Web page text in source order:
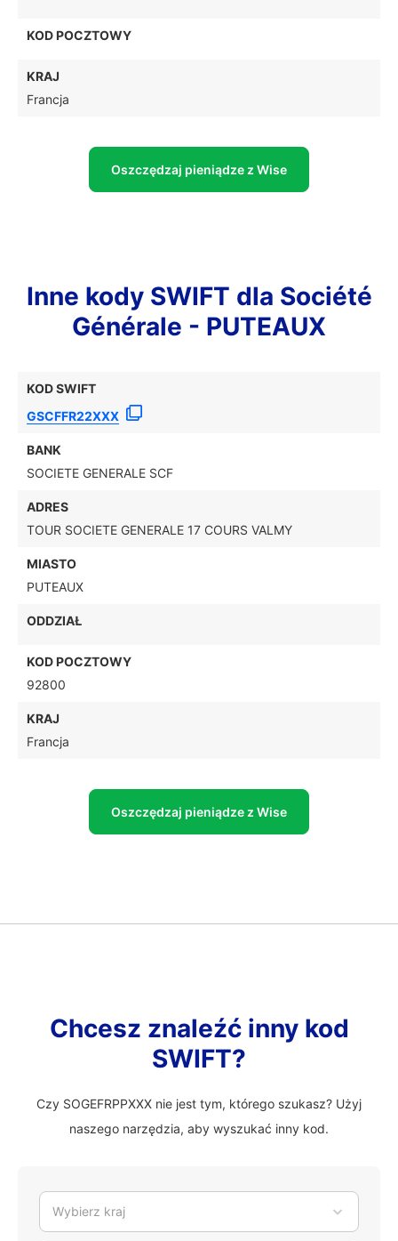
KOD POCZTOWY
KRAJ
Francja
Oszczędzaj pieniądze z Wise
Inne kody SWIFT dla Société
Générale - PUTEAUX
KOD SWIFT
GSCFFR22XXX
BANK
SOCIETE GENERALE SCF
ADRES
TOUR SOCIETE GENERALE 17 COURS VALMY
MIASTO
PUTEAUX
ODDZIAŁ
KOD POCZTOWY
92800
KRAJ
Francja
Oszczędzaj pieniądze z Wise
Chcesz znaleźć inny kod
SWIFT?
Czy SOGEFRPPXXX nie jest tym, którego szukasz? Użyj
naszego narzędzia, aby wyszukać inny kod.
Wybierz kraj